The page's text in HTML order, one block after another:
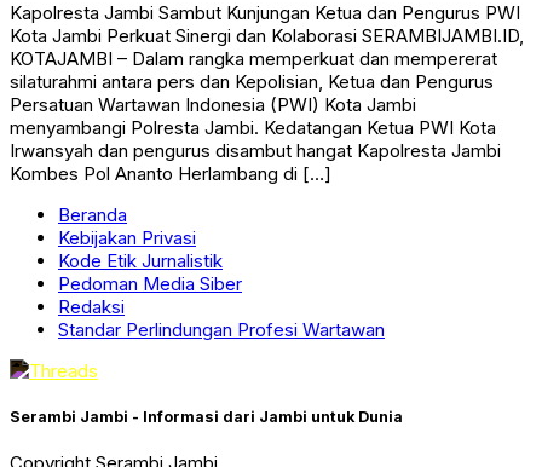
Kapolresta Jambi Sambut Kunjungan Ketua dan Pengurus PWI
Kota Jambi Perkuat Sinergi dan Kolaborasi SERAMBIJAMBI.ID,
KOTAJAMBI – Dalam rangka memperkuat dan mempererat
silaturahmi antara pers dan Kepolisian, Ketua dan Pengurus
Persatuan Wartawan Indonesia (PWI) Kota Jambi
menyambangi Polresta Jambi. Kedatangan Ketua PWI Kota
Irwansyah dan pengurus disambut hangat Kapolresta Jambi
Kombes Pol Ananto Herlambang di […]
Beranda
Kebijakan Privasi
Kode Etik Jurnalistik
Pedoman Media Siber
Redaksi
Standar Perlindungan Profesi Wartawan
Serambi Jambi - Informasi dari Jambi untuk Dunia